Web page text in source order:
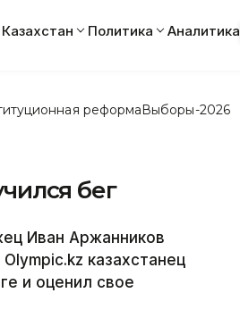
Казахстан Политика Аналитика
реформаВыборы-2026
бег
Иван Аржанников
казахстанец
и оценил свое